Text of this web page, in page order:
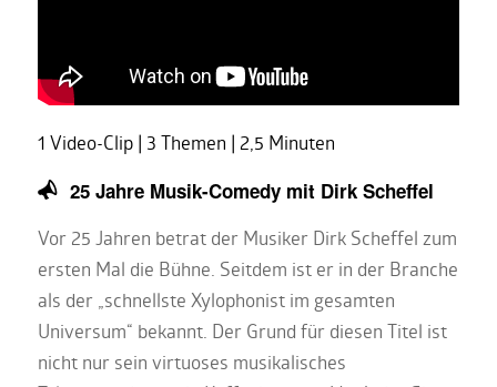
1 Video-Clip | 3 Themen | 2,5 Minuten
25 Jahre Musik-Comedy mit Dirk Scheffel
Vor 25 Jahren betrat der Musiker Dirk Scheffel zum
ersten Mal die Bühne. Seitdem ist er in der Branche
als der „schnellste Xylophonist im gesamten
Universum“ bekannt. Der Grund für diesen Titel ist
nicht nur sein virtuoses musikalisches